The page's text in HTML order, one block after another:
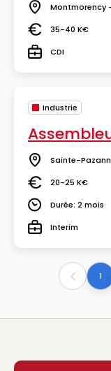
Lieu Montmorency
Salaire35-40 K€
TypeCDI
Industrie
Lieu Sainte-
Salaire20-25 K€
DuréeDurée: 2 mois
TypeInterim
Previous1